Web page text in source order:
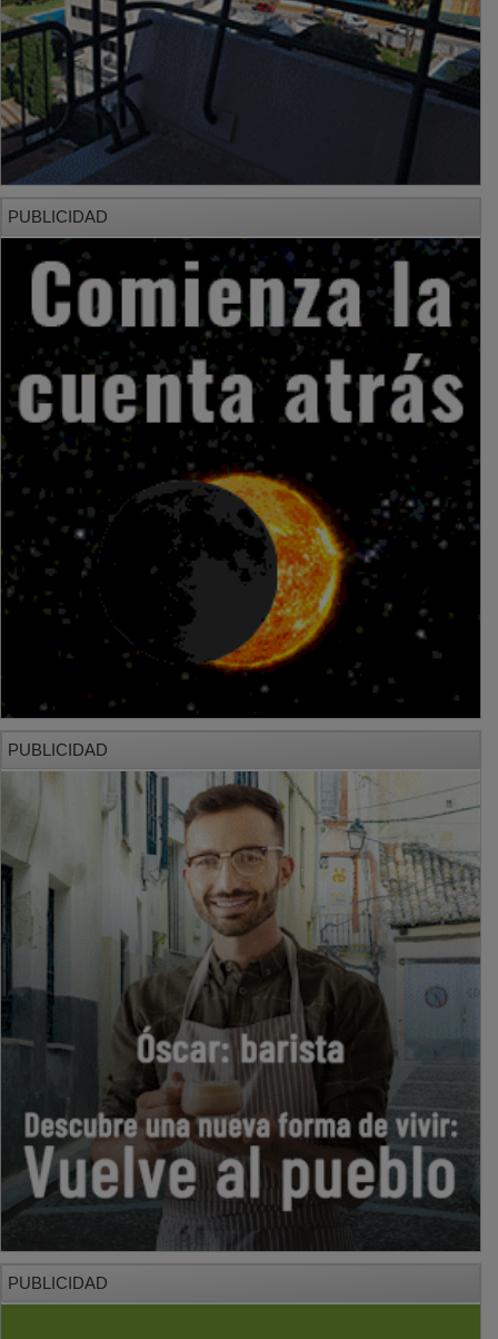
PUBLICIDAD
PUBLICIDAD
PUBLICIDAD